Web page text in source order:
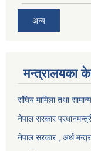
अन्य
मन्त्रालयका
संघिय मामिला तथा
नेपाल सरकार
नेपाल सरकार , अर्थ